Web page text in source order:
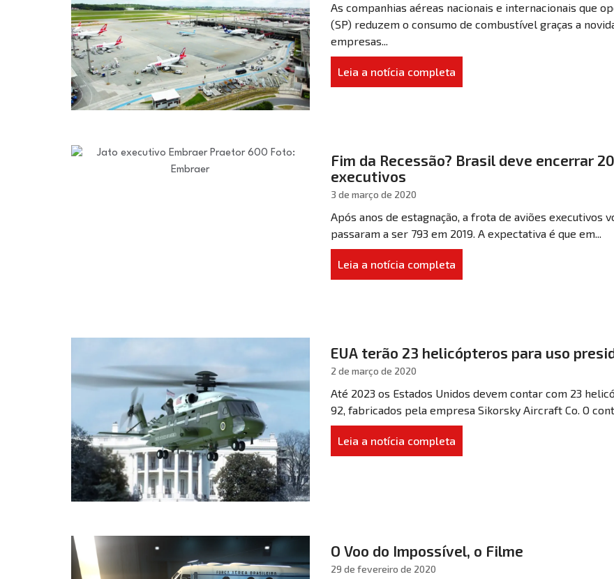
As companhias aéreas nacionais e internacionais que
(SP) reduzem o consumo de combustível graças a
empresas...
Leia a notícia completa
Fim da Recessão? Brasil deve encerrar
executivos
3 de março de 2020
Após anos de estagnação, a frota de aviões executivos
passaram a ser 793 em 2019. A expectativa é que em...
Leia a notícia completa
EUA terão 23 helicópteros para uso
2 de março de 2020
Até 2023 os Estados Unidos devem contar com 23
92, fabricados pela empresa Sikorsky Aircraft Co. O
Leia a notícia completa
O Voo do Impossível, o Filme
29 de fevereiro de 2020